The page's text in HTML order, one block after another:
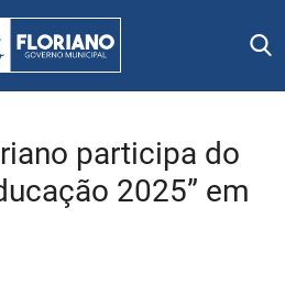
participa do
2025” em